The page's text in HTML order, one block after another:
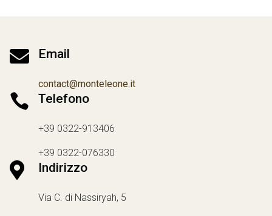
 Email
contact@monteleone.it
 Telefono
+39 0322-913406
+39 0322-076330
 Indirizzo
Via C. di Nassiryah, 5